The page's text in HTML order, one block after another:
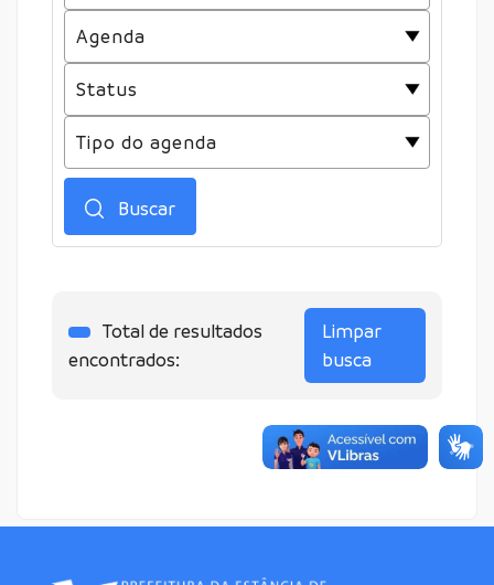
Buscar
Total de resultados
encontrados:
Limpar
busca